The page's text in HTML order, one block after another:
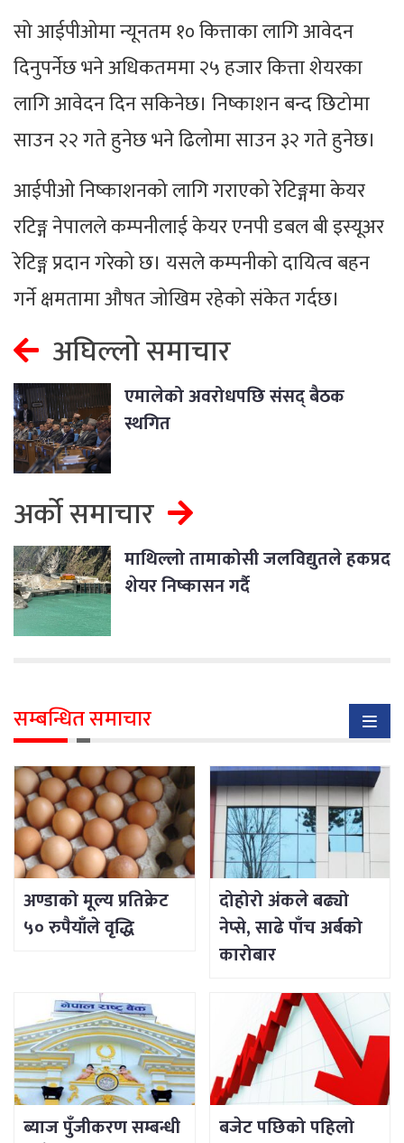
सो आईपीओमा न्यूनतम १० कित्ताका लागि आवेदन
दिनुपर्नेछ भने अधिकतममा २५ हजार कित्ता शेयरका
लागि आवेदन दिन सकिनेछ। निष्काशन बन्द छिटोमा
साउन २२ गते हुनेछ भने ढिलोमा साउन ३२ गते हुनेछ।
आईपीओ निष्काशनको लागि गराएको रेटिङ्गमा केयर
रटिङ्ग नेपालले कम्पनीलाई केयर एनपी डबल बी इस्यूअर
रेटिङ्ग प्रदान गरेको छ। यसले कम्पनीको दायित्व बहन
गर्ने क्षमतामा औषत जोखिम रहेको संकेत गर्दछ।
अघिल्लो समाचार
एमालेको अवरोधपछि संसद् बैठक
स्थगित
अर्को समाचार
माथिल्लो तामाकोसी जलविद्युतले हकप्रद
शेयर निष्कासन गर्दै
सम्बन्धित समाचार
अण्डाको मूल्य प्रतिक्रेट
५० रुपैयाँले वृद्धि
दोहोरो अंकले बढ्यो
नेप्से, साढे पाँच अर्बको
कारोबार
ब्याज पुँजीकरण सम्बन्धी
बजेट पछिको पहिलो